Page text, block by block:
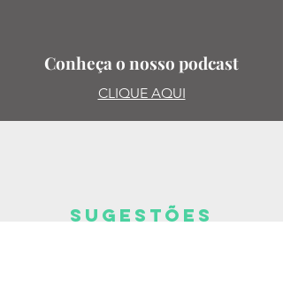
Conheça o nosso podcast
CLIQUE AQUI
SUGESTões